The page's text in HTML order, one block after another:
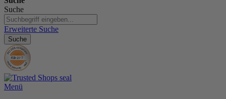
Suche
Erweiterte Suche
Suche
Menü